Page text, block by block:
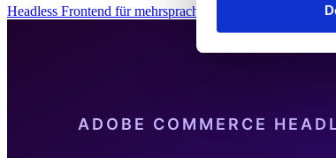
Headless Frontend für mehrsprachige, internationale